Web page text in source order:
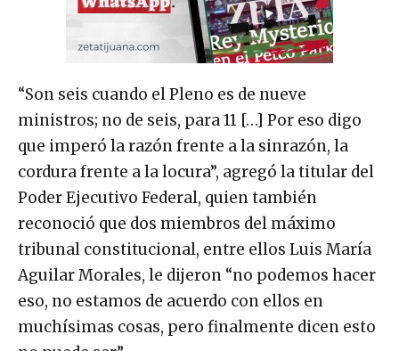
“Son seis cuando el Pleno es de nueve
ministros; no de seis, para 11 […] Por eso digo
que imperó la razón frente a la sinrazón, la
cordura frente a la locura”, agregó la titular del
Poder Ejecutivo Federal, quien también
reconoció que dos miembros del máximo
tribunal constitucional, entre ellos Luis María
Aguilar Morales, le dijeron “no podemos hacer
eso, no estamos de acuerdo con ellos en
muchísimas cosas, pero finalmente dicen esto